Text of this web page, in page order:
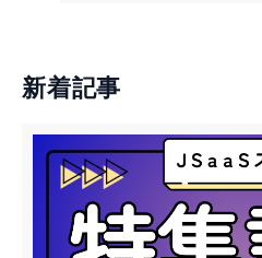
介します。
新着記事